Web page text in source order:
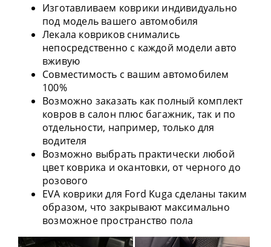
Изготавливаем коврики индивидуально
под модель вашего автомобиля
Лекала ковриков снимались
непосредственно с каждой модели авто
вживую
Совместимость с вашим автомобилем
100%
Возможно заказать как полный комплект
ковров в салон плюс багажник, так и по
отдельности, например, только для
водителя
Возможно выбрать практически любой
цвет коврика и окантовки, от черного до
розового
EVA коврики для Ford Kuga сделаны таким
образом, что закрывают максимально
возможное пространство пола